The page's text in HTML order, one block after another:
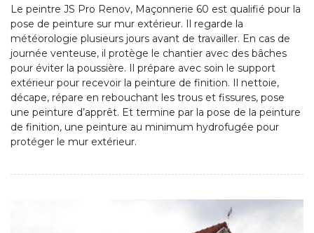
Le peintre JS Pro Renov, Maçonnerie 60 est qualifié pour la
pose de peinture sur mur extérieur. Il regarde la
météorologie plusieurs jours avant de travailler. En cas de
journée venteuse, il protège le chantier avec des bâches
pour éviter la poussière. Il prépare avec soin le support
extérieur pour recevoir la peinture de finition. Il nettoie,
décape, répare en rebouchant les trous et fissures, pose
une peinture d’apprêt. Et termine par la pose de la peinture
de finition, une peinture au minimum hydrofugée pour
protéger le mur extérieur.